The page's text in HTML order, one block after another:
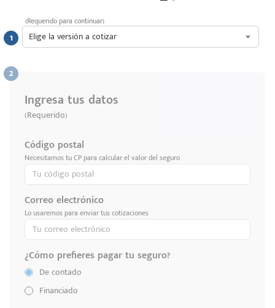
Elige la versión a cotizar
(Requerido para continuar)
Ingresa tus datos
(Requerido)
Código postal
Necesitamos tu CP para calcular el valor del seguro
Correo electrónico
Lo usaremos para enviar tus cotizaciones
¿Cómo prefieres pagar tu seguro?
De contado
Financiado